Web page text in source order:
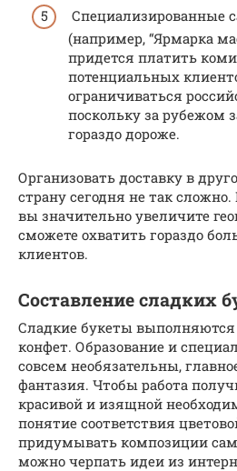
Специализированные
(например, “Ярмарка
придется платить
потенциальных
ограничиваться
поскольку за рубежом
гораздо дороже.
Организовать доставку в
страну сегодня не так
вы значительно увеличите
сможете охватить гораздо
клиентов.
Составление сладких
Сладкие букеты
конфет. Образование и
совсем необязательны,
фантазия. Чтобы работа
красивой и изящной
понятие соответствия
придумывать композиции
можно черпать идеи из